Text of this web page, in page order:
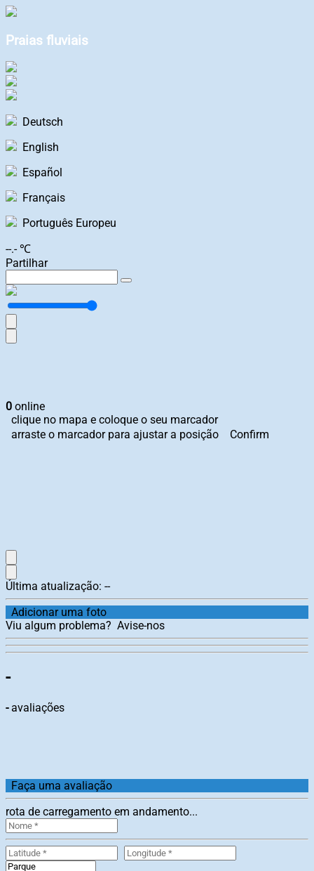
Praias fluviais
Deutsch
English
Español
Français
Português Europeu
--.- ℃
Partilhar
0 online
clique no mapa e coloque o seu marcador
arraste o marcador para ajustar a posição
Confirm
Última atualização: --
Adicionar uma foto
Viu algum problema? Avise-nos
-
-avaliações
Faça uma avaliação
rota de carregamento em andamento...